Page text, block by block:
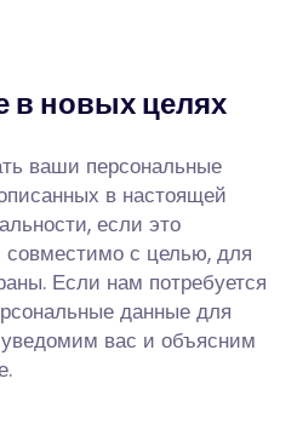
в новых целях
ваши персональные
в настоящей
если это
совместимо с целью, для
Если нам потребуется
данные для
вас и объясним